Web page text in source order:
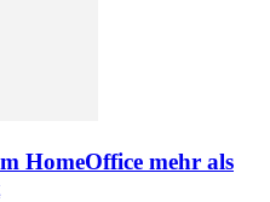
HomeOffice mehr als